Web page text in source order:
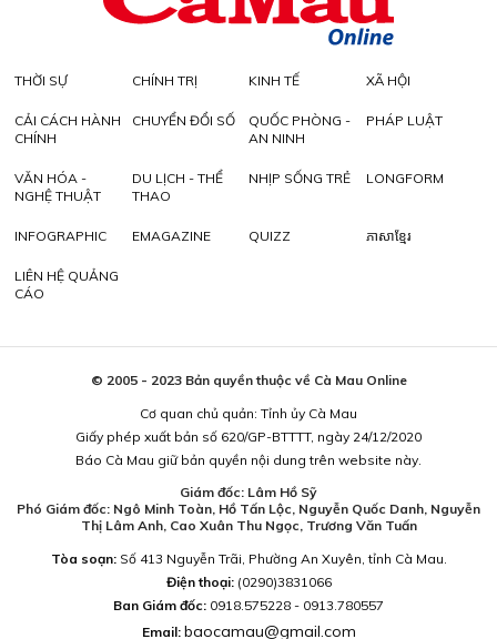
THỜI SỰ CHÍNH TRỊ KINH TẾ XÃ HỘI
CẢI CÁCH HÀNH
CHÍNH
CHUYỂN ĐỔI SỐ
QUỐC PHÒNG -
AN NINH
PHÁP LUẬT
VĂN HÓA -
NGHỆ THUẬT
DU LỊCH - THỂ
THAO
NHỊP SỐNG TRẺ LONGFORM
INFOGRAPHIC EMAGAZINE QUIZZ ភាសាខ្មែរ
LIÊN HỆ QUẢNG
CÁO
© 2005 - 2023 Bản quyền thuộc về Cà Mau Online
Cơ quan chủ quản: Tỉnh ủy Cà Mau
Giấy phép xuất bản số 620/GP-BTTTT, ngày 24/12/2020
Báo Cà Mau giữ bản quyền nội dung trên website này.
Giám đốc: Lâm Hồ Sỹ
Phó Giám đốc: Ngô Minh Toàn, Hồ Tấn Lộc, Nguyễn Quốc Danh, Nguyễn
Thị Lâm Anh, Cao Xuân Thu Ngọc, Trương Văn Tuấn
Tòa soạn:Số 413 Nguyễn Trãi, Phường An Xuyên, tỉnh Cà Mau.
Điện thoại: (0290)3831066
Ban Giám đốc: 0918.575228 - 0913.780557
Email: baocamau@gmail.com